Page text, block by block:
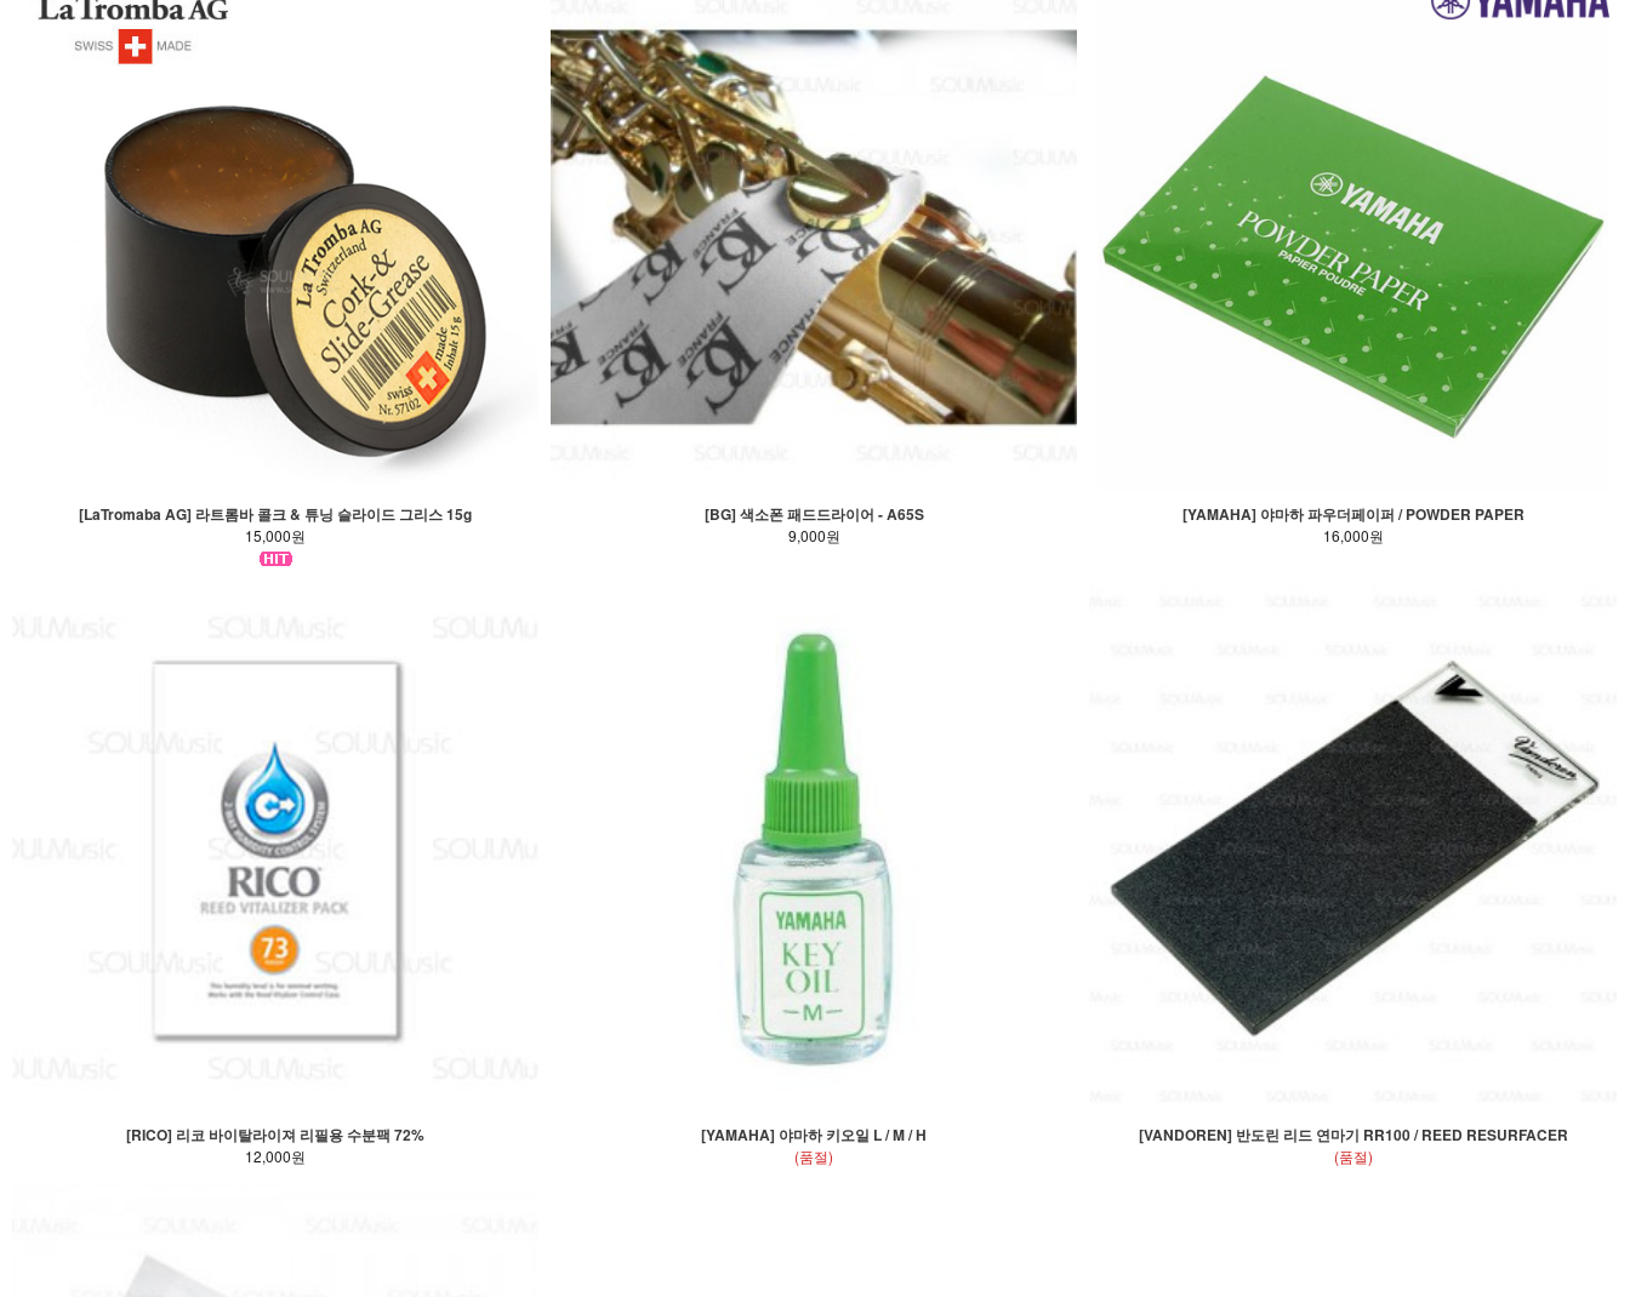
[LaTromaba AG] 라트롬바 콜크 & 튜닝 슬라이드 그리스 15g
15,000원
[BG] 색소폰 패드드라이어 - A65S
9,000원
[YAMAHA] 야마하 파우더페이퍼 / POWDER PAPER
16,000원
[RICO] 리코 바이탈라이져 리필용 수분팩 72%
12,000원
[YAMAHA] 야마하 키오일 L / M / H
(품절)
[VANDOREN] 반도린 리드 연마기 RR100 / REED RESURFACER
(품절)